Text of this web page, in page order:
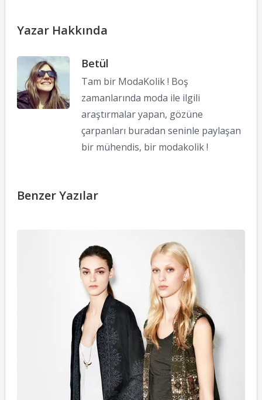
Yazar Hakkında
Betül
Tam bir ModaKolik ! Boş
zamanlarında moda ile ilgili
araştırmalar yapan, gözüne
çarpanları buradan seninle paylaşan
bir mühendis, bir modakolik !
Benzer Yazılar